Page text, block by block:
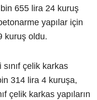
655 lira 24 kuruş
yapılar için
kuruş oldu.
çelik karkas
314 lira 4 kuruşa,
çelik karkas yapıların